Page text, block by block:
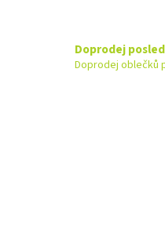
Doprodej
Doprodej oblečků